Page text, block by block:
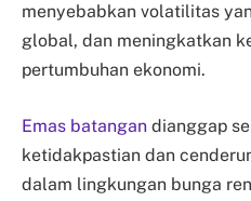
menyebabkan volatilitas
global, dan meningkatkan
pertumbuhan ekonomi.
Emas batangan dianggap
ketidakpastian dan
dalam lingkungan bunga